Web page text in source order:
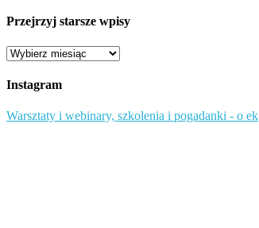
Przejrzyj starsze wpisy
Przejrzyj
wpisy
Instagram
Warsztaty i webinary, szkolenia i pogadanki - o ek